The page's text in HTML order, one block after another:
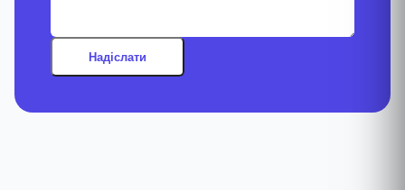
Надіслати